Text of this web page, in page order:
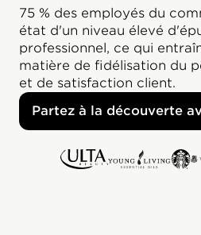
75 % des employés du
état d'un niveau élevé
professionnel, ce qui
matière de fidélisation du
et de satisfaction client.
Partez à la découverte